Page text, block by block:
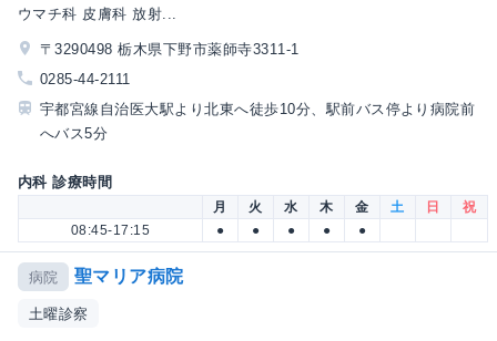
ウマチ科 皮膚科 放射...
〒3290498 栃木県下野市薬師寺3311-1
0285-44-2111
宇都宮線自治医大駅より北東へ徒歩10分、駅前バス停より病院前
へバス5分
内科 診療時間
月 火 水 木 金 土 日
祝
08:45-17:15
● ● ● ● ●
病院 聖マリア病院
土曜診察